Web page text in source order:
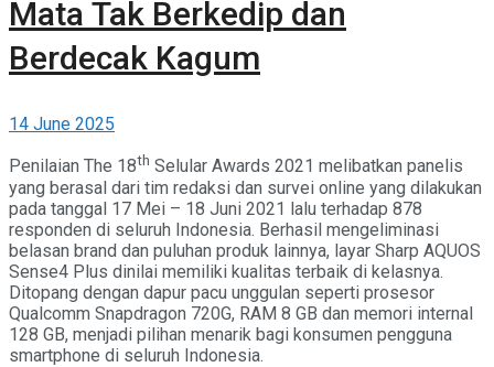
Mata Tak Berkedip dan
Berdecak Kagum
14 June 2025
Penilaian The 18th Selular Awards 2021 melibatkan panelis
yang berasal dari tim redaksi dan survei online yang dilakukan
pada tanggal 17 Mei – 18 Juni 2021 lalu terhadap 878
responden di seluruh Indonesia. Berhasil mengeliminasi
belasan brand dan puluhan produk lainnya, layar Sharp AQUOS
Sense4 Plus dinilai memiliki kualitas terbaik di kelasnya.
Ditopang dengan dapur pacu unggulan seperti prosesor
Qualcomm Snapdragon 720G, RAM 8 GB dan memori internal
128 GB, menjadi pilihan menarik bagi konsumen pengguna
smartphone di seluruh Indonesia.